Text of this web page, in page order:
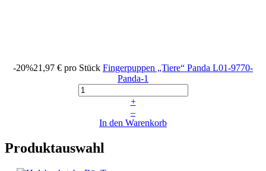
-20%21,97 € pro Stück Fingerpuppen „Tiere“ Panda L01-9770-
Panda-1
+
–
In den Warenkorb
Produktauswahl